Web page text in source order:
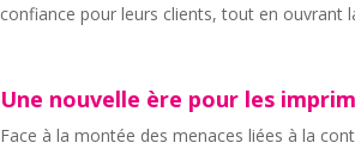
confiance pour leurs clients, tout en ouvrant
Une nouvelle ère pour les
Face à la montée des menaces liées à la